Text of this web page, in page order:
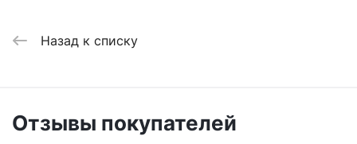
Назад к списку
Отзывы покупателей